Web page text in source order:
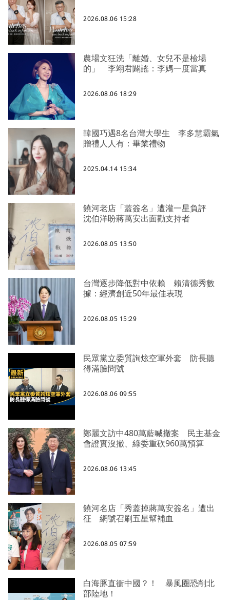
2026.08.06 15:28
農場文狂洗「離婚、女兒不是檢場
的」 李翊君闢謠：李媽一度當真
2026.08.06 18:29
韓國巧遇8名台灣大學生 李多慧霸氣
贈禮人人有：畢業禮物
2025.04.14 15:34
饒河老店「蓋簽名」遭灌一星負評
沈伯洋盼蔣萬安出面勸支持者
2026.08.05 13:50
台灣逐步降低對中依賴 賴清德秀數
據：經濟創近50年最佳表現
2026.08.05 15:29
民眾黨立委質詢炫空軍外套 防長聽
得滿臉問號
2026.08.06 09:55
鄭麗文訪中480萬藍喊撤案 民主基金
會證實沒撤、綠委重砍960萬預算
2026.08.06 13:45
饒河名店「秀蓋掉蔣萬安簽名」遭出
征 網號召刷五星幫補血
2026.08.05 07:59
白海豚直衝中國？！ 暴風圈恐削北
部陸地！